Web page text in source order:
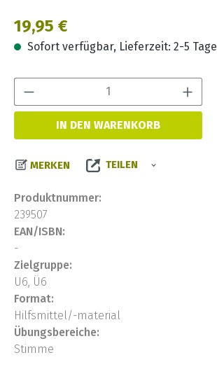
Regulärer Preis:
19,95 €
Sofort verfügbar, Lieferzeit: 2-5 Tage
IN DEN WARENKORB
MERKEN TEILEN
Produktnummer:
239507
EAN/ISBN:
-
Zielgruppe:
U6, Ü6
Format:
Hilfsmittel/-material
Übungsbereiche:
Stimme